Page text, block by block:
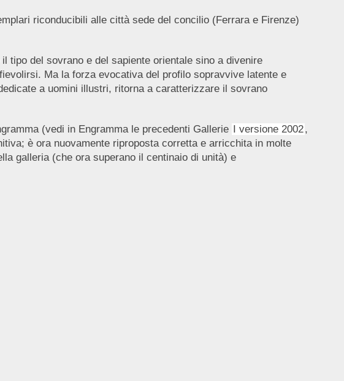
riconducibili alle città sede del concilio (Ferrara e Firenze)
tipo del sovrano e del sapiente orientale sino a divenire
Ma la forza evocativa del profilo sopravvive latente e
a uomini illustri, ritorna a caratterizzare il sovrano
(vedi in Engramma le precedenti Gallerie I versione 2002,
è ora nuovamente riproposta corretta e arricchita in molte
galleria (che ora superano il centinaio di unità) e